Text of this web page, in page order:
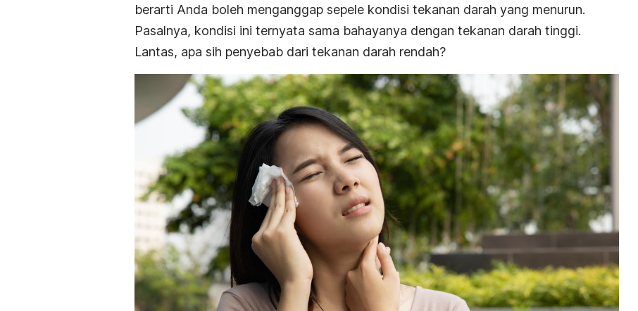
berarti Anda boleh menganggap sepele kondisi tekanan darah yang menurun.
Pasalnya, kondisi ini ternyata sama bahayanya dengan tekanan darah tinggi.
Lantas, apa sih penyebab dari tekanan darah rendah?